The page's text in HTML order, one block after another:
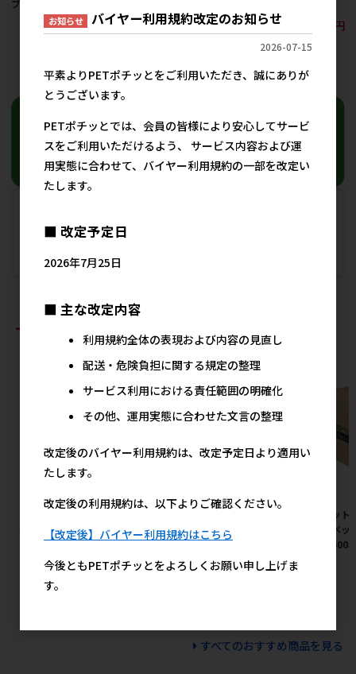
ブウェア M-L 26枚
参考上代 2,412円
参考上代 2,412円
参考上代
2,412円
18件中 1〜18件目
イフベッド SSサイズ ピンク
［ペットプロジャパン］ペット
プロ 固まる猫砂 8L 【8月特
価】
参考上代 1,480円
［ペッ
薄型ペ
ス（600
すべてのおすすめ商品を見る
お知らせ バイヤー利用規約改定のお知らせ
2026-07-15
平素よりPETポチッとをご利用いただき、誠にありが
とうございます。
PETポチッとでは、会員の皆様により安心してサービ
スをご利用いただけるよう、 サービス内容および運
用実態に合わせて、バイヤー利用規約の一部を改定い
たします。
■ 改定予定日
2026年7月25日
■ 主な改定内容
利用規約全体の表現および内容の見直し
配送・危険負担に関する規定の整理
サービス利用における責任範囲の明確化
その他、運用実態に合わせた文言の整理
改定後のバイヤー利用規約は、改定予定日より適用い
たします。
改定後の利用規約は、以下よりご確認ください。
【改定後】バイヤー利用規約はこちら
今後ともPETポチッとをよろしくお願い申し上げま
す。